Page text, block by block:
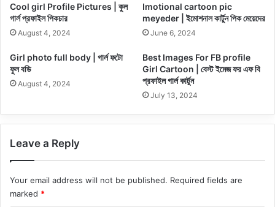
Cool girl Profile Pictures | কুল
গার্ল প্রফাইল পিকচার
August 4, 2024
Imotional cartoon pic
meyeder | ইমোশনাল কার্টুন পিক মেয়েদের
June 6, 2024
Girl photo full body | গার্ল ফটো
ফুল বডি
August 4, 2024
Best Images For FB profile
Girl Cartoon | বেস্ট ইমেজ ফর এফ বি
প্রফাইল গার্ল কার্টুন
July 13, 2024
Leave a Reply
Your email address will not be published. Required fields are
marked *